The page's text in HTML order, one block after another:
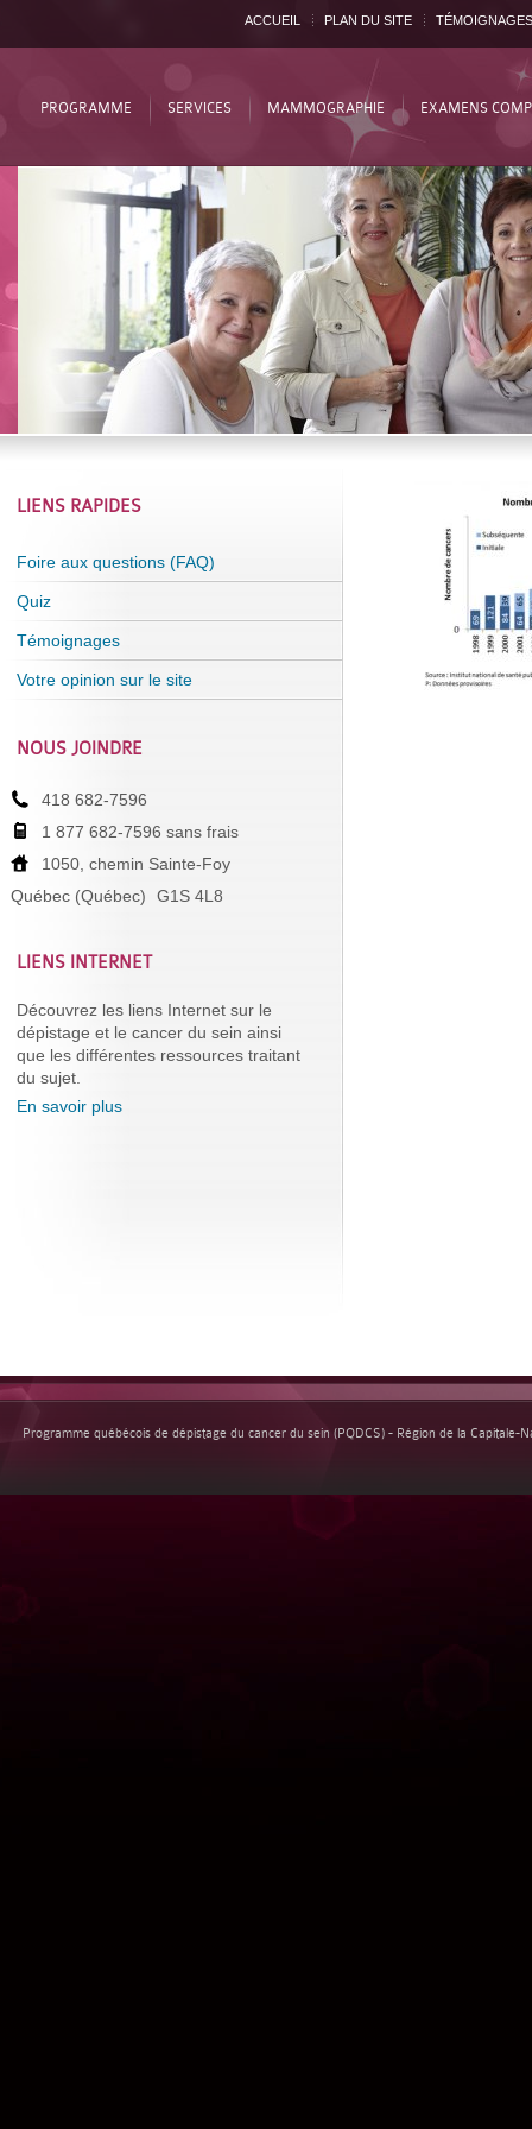
ACCUEIL PLAN DU SITE TÉMOIGNAGES
PROGRAMME SERVICES MAMMOGRAPHIE EXAMENS
LIENS RAPIDES
Foire aux questions (FAQ)
Quiz
Témoignages
Votre opinion sur le site
NOUS JOINDRE
418 682-7596
1 877 682-7596 sans frais
1050, chemin Sainte-Foy
Québec (Québec)
G1S 4L8
LIENS INTERNET
Découvrez les liens Internet sur le
dépistage et le cancer du sein ainsi
que les différentes ressources traitant
du sujet.
En savoir plus
Programme québécois de dépistage du cancer du sein (PQDCS) - Région de la Capitale-